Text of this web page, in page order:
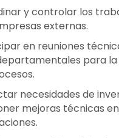
y controlar los
externas.
en reuniones
para
necesidades de
mejoras técnicas